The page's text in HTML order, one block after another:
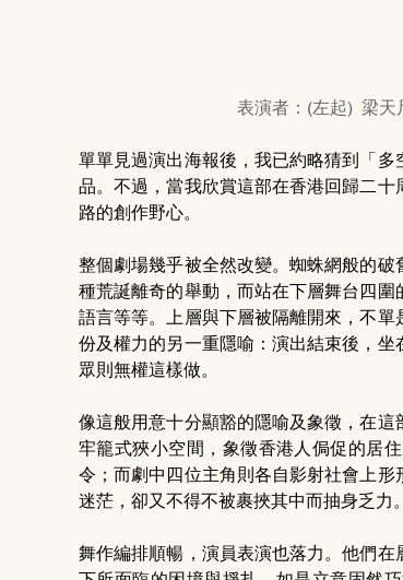
表演者：(左起)  梁
單單見過演出海報後，我已約略猜到「
品。不過，當我欣賞這部在香港回歸二
路的創作野心。
整個劇場幾乎被全然改變。蜘蛛網般的
種荒誕離奇的舉動，而站在下層舞台四
語言等等。上層與下層被隔離開來，不
份及權力的另一重隱喻：演出結束後，
眾則無權這樣做。
像這般用意十分顯豁的隱喻及象徵，在
牢籠式狹小空間，象徵香港人侷促的居
令；而劇中四位主角則各自影射社會上形
迷茫，卻又不得不被裹挾其中而抽身乏力。
舞作編排順暢，演員表演也落力。他們